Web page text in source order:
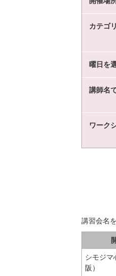
カテゴ
曜日を
講師名
ワーク
講習会名
シモジマ
阪）